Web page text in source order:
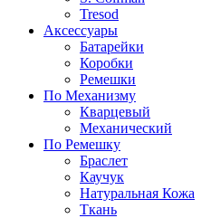
Tresod
Аксессуары
Батарейки
Коробки
Ремешки
По Механизму
Кварцевый
Механический
По Ремешку
Браслет
Каучук
Натуральная Кожа
Ткань